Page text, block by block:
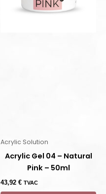
Acrylic Solution
Acrylic Gel 04 – Natural
Pink – 50ml
43,92 € TVAC